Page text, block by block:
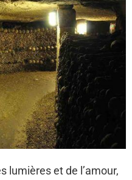
lumières et de l’amour,